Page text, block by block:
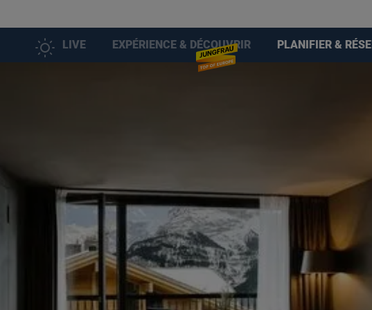
LIVE EXPÉRIENCE & DÉCOUVRIR PLANIFIER &